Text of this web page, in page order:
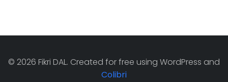
© 2026 Fikri DAL. Created for free using WordPress and
Colibri